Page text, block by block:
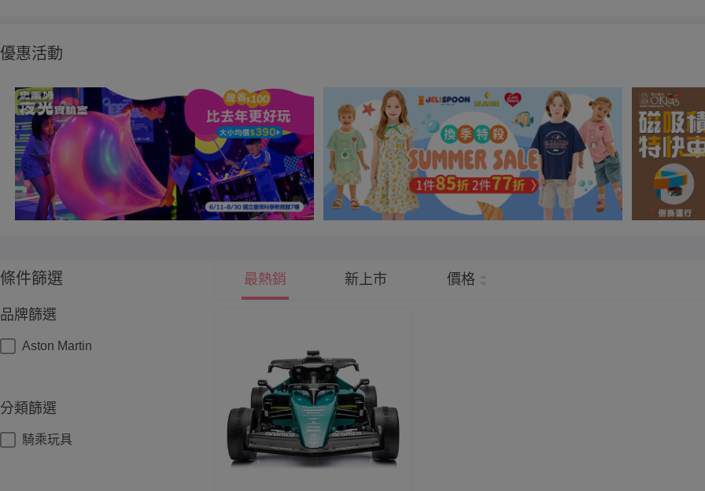
優惠活動
條件篩選
品牌篩選
Aston Martin
分類篩選
騎乘玩具
最熱銷 新上市 價格